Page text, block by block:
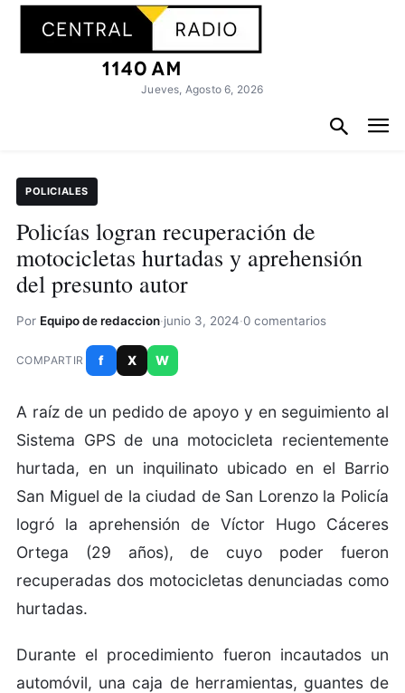
Jueves, Agosto 6, 2026
POLICIALES
Policías logran recuperación de
motocicletas hurtadas y aprehensión
del presunto autor
Por Equipo de redaccion·junio 3, 2024·0 comentarios
COMPARTIR f X W
A raíz de un pedido de apoyo y en seguimiento al
Sistema GPS de una motocicleta recientemente
hurtada, en un inquilinato ubicado en el Barrio
San Miguel de la ciudad de San Lorenzo la Policía
logró la aprehensión de Víctor Hugo Cáceres
Ortega (29 años), de cuyo poder fueron
recuperadas dos motocicletas denunciadas como
hurtadas.
Durante el procedimiento fueron incautados un
automóvil, una caja de herramientas, guantes de